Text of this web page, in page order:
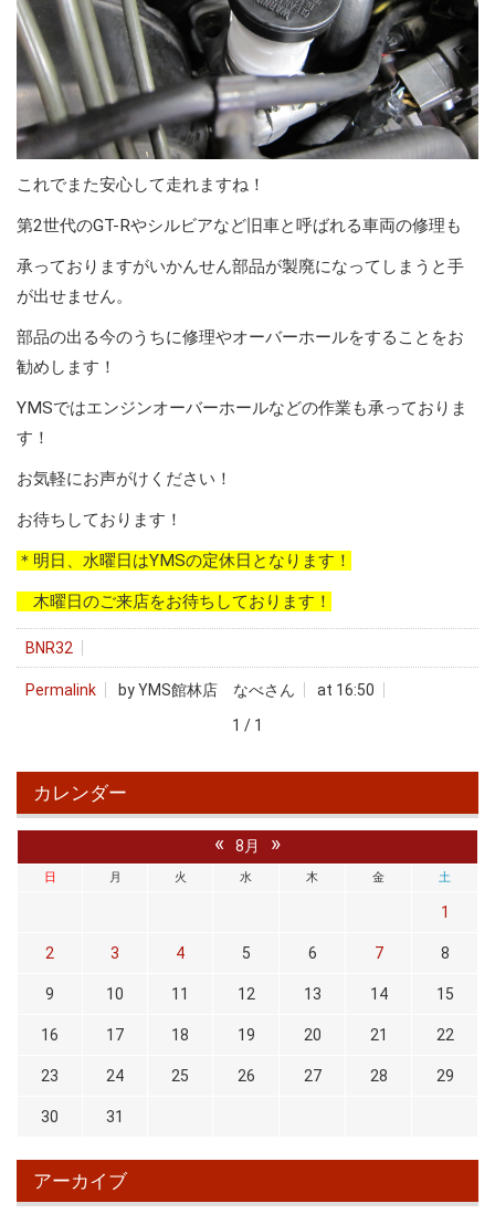
これでまた安心して走れますね！
第2世代のGT-Rやシルビアなど旧車と呼ばれる車両の修理も
承っておりますがいかんせん部品が製廃になってしまうと手
が出せません。
部品の出る今のうちに修理やオーバーホールをすることをお
勧めします！
YMSではエンジンオーバーホールなどの作業も承っておりま
す！
お気軽にお声がけください！
お待ちしております！
＊明日、水曜日はYMSの定休日となります！
木曜日のご来店をお待ちしております！
BNR32
Permalink by YMS館林店 なべさん
at 16:50
1 / 1
カレンダー
« 8月 »
日 月 火 水 木 金 土
1
2 3 4 5 6 7 8
9 10 11 12 13 14 15
16 17 18 19 20 21 22
23 24 25 26 27 28 29
30 31
アーカイブ